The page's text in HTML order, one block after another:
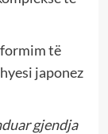
të
japonez
gjendja